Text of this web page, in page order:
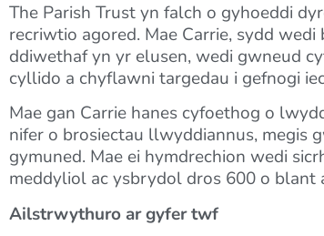
The Parish Trust yn falch o gyhoeddi
recriwtio agored. Mae Carrie, sydd
ddiwethaf yn yr elusen, wedi gwneud
cyllido a chyflawni targedau i gefnogi
Mae gan Carrie hanes cyfoethog o
nifer o brosiectau llwyddiannus, megis
gymuned. Mae ei hymdrechion wedi
meddyliol ac ysbrydol dros 600 o blant
Ailstrwythuro ar gyfer twf